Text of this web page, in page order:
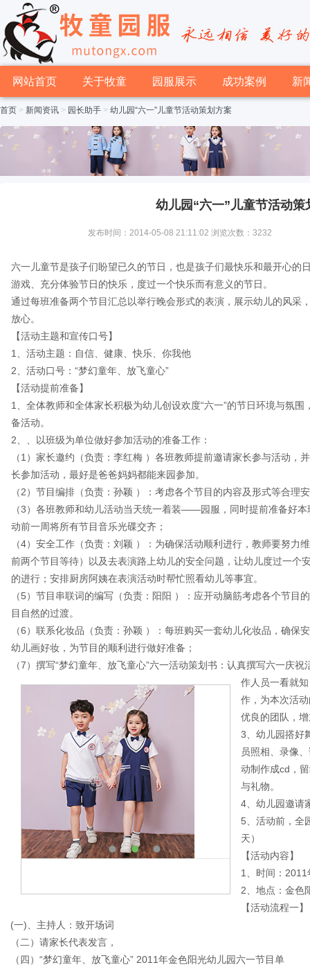
网站首页 关于牧童 园服展示 成功案例 新
首页 > 新闻资讯 > 园长助手 > 幼儿园“六一”儿童节活动策划方案
幼儿园“六一”儿童节活动策
发布时间：2014-05-08 21:11:02 浏览次数：3232
六一儿童节是孩子们盼望已久的节日，也是孩子们最快乐和最开心的
游戏、充分体验节日的快乐，度过一个快乐而有意义的节日。
通过每班准备两个节目汇总以举行晚会形式的表演，展示幼儿的风采
放心。
【活动主题和宣传口号】
1、活动主题：自信、健康、快乐、你我他
2、活动口号：“梦幻童年、放飞童心”
【活动提前准备】
1、全体教师和全体家长积极为幼儿创设欢度“六一”的节日环境与氛围
备活动。
2、、以班级为单位做好参加活动的准备工作：
（1）家长邀约（负责：李红梅 ）各班教师提前邀请家长参与活动，
长参加活动，最好是爸爸妈妈都能来园参加。
（2）节目编排（负责：孙颖 ）：考虑各个节目的内容及形式等合理
（3）各班教师和幼儿活动当天统一着装——园服，同时提前准备好
动前一周将所有节目音乐光碟交齐；
（4）安全工作（负责：刘颖 ）：为确保活动顺利进行，教师要努力
前两个节目等待）以及去表演路上幼儿的安全问题，让幼儿度过一个
的进行；安排厨房阿姨在表演活动时帮忙照看幼儿等事宜。
（5）节目串联词的编写（负责：阳阳 ）：应开动脑筋考虑各个节目
目自然的过渡。
（6）联系化妆品（负责：孙颖 ）：每班购买一套幼儿化妆品，确保
幼儿画好妆，为节目的顺利进行做好准备；
（7）撰写“梦幻童年、放飞童心”六一活动策划书：认真撰写六一庆
作人员一看就
作，为本次活
优良的团队，
3、幼儿园搭好
员照相、录像
动制作成cd，
与礼物。
4、幼儿园邀请
5、活动前，全
天）
【活动内容】
1、时间：
2、地点：金色
【活动流程一】
(一)、主持人：致开场词
（二）请家长代表发言，
（四）“梦幻童年、放飞童心” 2011年金色阳光幼儿园六一节目单